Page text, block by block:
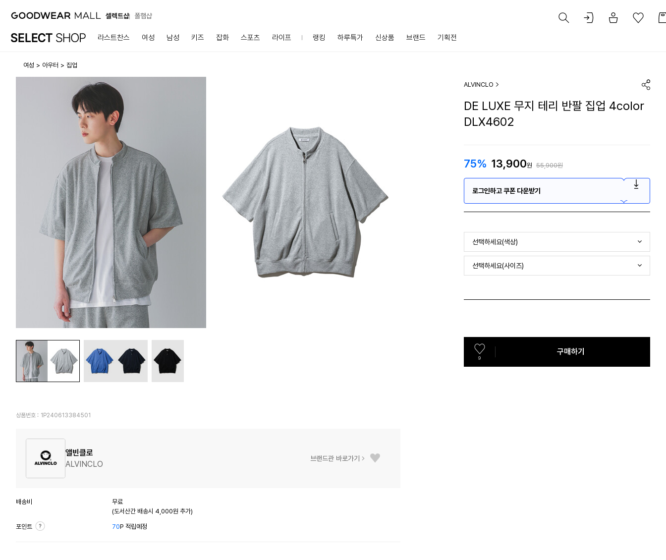
셀렉트샵 폴햄샵
라스트찬스 여성 남성 키즈 잡화 스포츠 라이프 랭킹 하루특가 신상품 브랜드 기획전
여성 아우터 집업
상품번호 : 1P240613384501
앨빈클로
ALVINCLO
브랜드관 바로가기
배송비
무료
(도서산간 배송시 4,000원 추가)
포인트 70P 적립예정
ALVINCLO
DE LUXE 무지 테리 반팔 집업 4color
DLX4602
75% 13,900원 55,900원
로그인하고 쿠폰 다운받기
선택하세요(색상)
선택하세요(사이즈)
9
구매하기